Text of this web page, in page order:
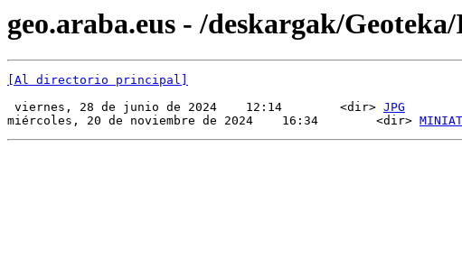
geo.araba.eus - /deskargak/
[Al directorio principal]
viernes, 28 de junio de 2024    12:14        <dir> JPG
miércoles, 20 de noviembre de 2024    16:34        <dir>